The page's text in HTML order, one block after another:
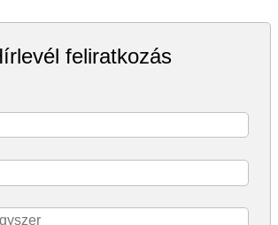
feliratkozás